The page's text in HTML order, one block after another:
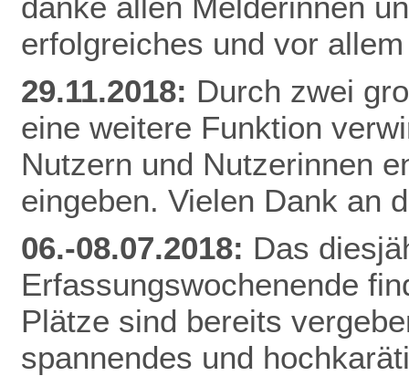
erfolgreiches und vor
29.11.2018: Durch zwei
eine weitere Funktion
Nutzern und Nutzerinnen
eingeben. Vielen Dank an
06.-08.07.2018: Das
Erfassungswochenende
Plätze sind bereits
spannendes und